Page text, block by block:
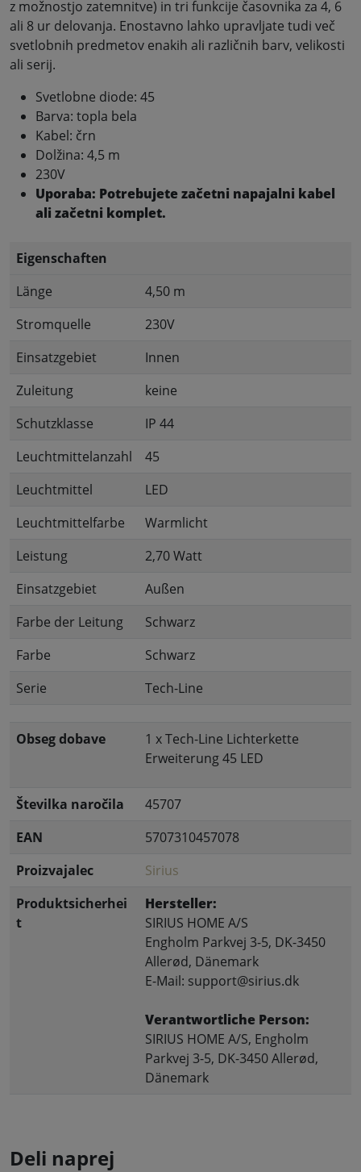
z možnostjo zatemnitve) in tri funkcije časovnika za 4, 6
ali 8 ur delovanja. Enostavno lahko upravljate tudi več
svetlobnih predmetov enakih ali različnih barv, velikosti
ali serij.
Svetlobne diode: 45
Barva: topla bela
Kabel: črn
Dolžina: 4,5 m
230V
Uporaba: Potrebujete začetni napajalni kabel
ali začetni komplet.
Eigenschaften
Länge
4,50 m
Stromquelle
230V
Einsatzgebiet
Innen
Zuleitung
keine
Schutzklasse
IP 44
Leuchtmittelanzahl
45
Leuchtmittel
LED
Leuchtmittelfarbe
Warmlicht
Leistung
2,70 Watt
Einsatzgebiet
Außen
Farbe der Leitung
Schwarz
Farbe
Schwarz
Serie
Tech-Line
Obseg dobave
1 x Tech-Line Lichterkette
Erweiterung 45 LED
Številka naročila
45707
EAN
5707310457078
Proizvajalec
Sirius
Produktsicherhei
t
Hersteller:
SIRIUS HOME A/S
Engholm Parkvej 3-5, DK-3450
Allerød, Dänemark
E-Mail: support@sirius.dk
Verantwortliche Person:
SIRIUS HOME A/S, Engholm
Parkvej 3-5, DK-3450 Allerød,
Dänemark
Deli naprej